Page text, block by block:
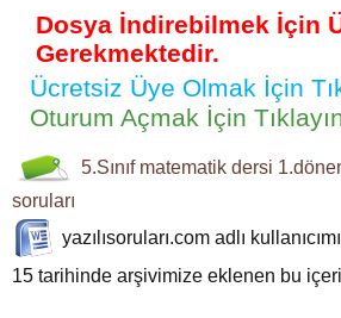
Dosya İndirebilmek İçin
Gerekmektedir.
Ücretsiz Üye Olmak İçin
Oturum Açmak İçin
5.Sınıf matematik dersi
soruları
yazılısoruları.com adlı
15 tarihinde arşivimize eklenen bu